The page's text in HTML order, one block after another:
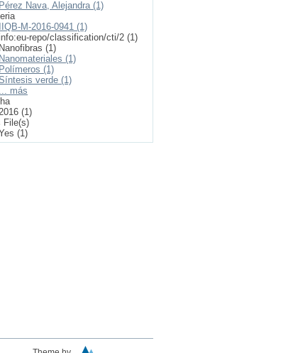
Pérez Nava, Alejandra (1)
IIQB-M-2016-0941 (1)
repo/classification/cti/2 (1)
Nanofibras (1)
Nanomateriales (1)
Polímeros (1)
verde (1)
... más
(1)
File(s)
(1)